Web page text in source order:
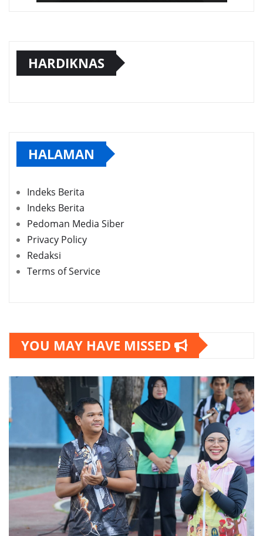
HARDIKNAS
HALAMAN
Indeks Berita
Indeks Berita
Pedoman Media Siber
Privacy Policy
Redaksi
Terms of Service
YOU MAY HAVE MISSED